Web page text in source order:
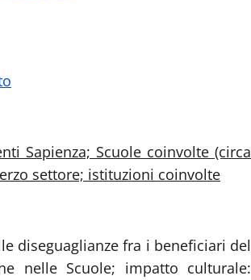
Sapienza; Scuole coinvolte (circa
settore; istituzioni coinvolte
diseguaglianze fra i beneficiari del
nelle Scuole; impatto culturale: